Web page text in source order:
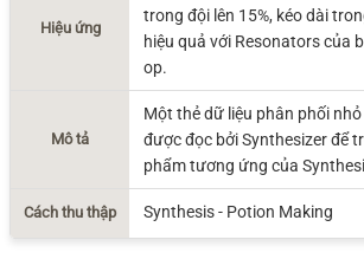
Hiệu ứng
trong đội lên 15%, kéo dài
hiệu quả với Resonators của
op.
Mô tả
Một thẻ dữ liệu phân phối
được đọc bởi Synthesizer để
phẩm tương ứng của
Cách thu thập Synthesis - Potion Making